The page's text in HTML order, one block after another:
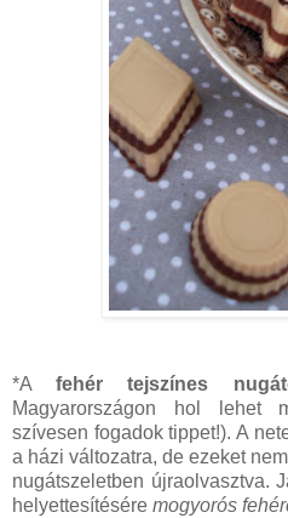
*Afehér tejszínes
Magyarországon hol lehet
szívesen fogadok tippet!). A
a házi változatra, de ezeket
nugátszeletben újraolvasztva.
helyettesítésére mogyorós